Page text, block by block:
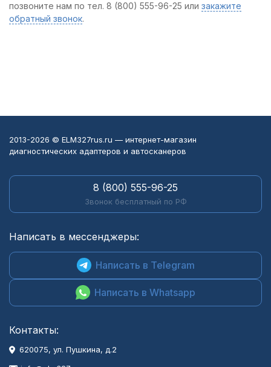
позвоните нам по тел. 8 (800) 555-96-25 или закажите
обратный звонок.
2013-2026 © ELM327rus.ru — интернет-магазин
диагностических адаптеров и автосканеров
8 (800) 555-96-25
Звонок бесплатный по РФ
Написать в мессенджеры:
Написать в Telegram
Написать в Whatsapp
Контакты:
620075, ул. Пушкина, д.2